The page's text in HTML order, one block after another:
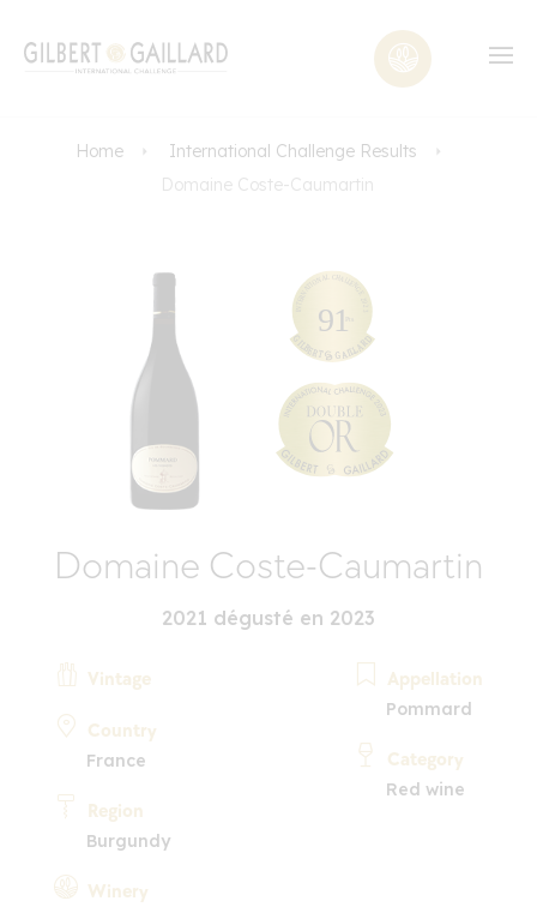
Home
International Challenge Results
Domaine Coste-Caumartin
Domaine Coste-Caumartin
2021 dégusté en 2023
Vintage
Country
France
Region
Burgundy
Winery
Appellation
Pommard
Category
Red wine